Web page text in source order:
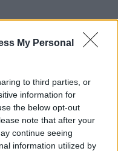
My Personal
to third parties, or
information for
the below opt-out
note that after your
continue seeing
information utilized by
στοGoogle